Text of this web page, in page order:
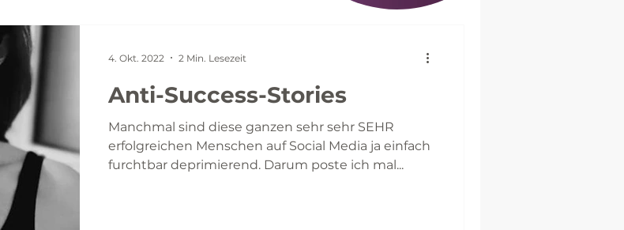
Anti-Success-Stories
Manchmal sind diese ganzen sehr sehr SEHR
erfolgreichen Menschen auf Social Media ja einfach
furchtbar deprimierend. Darum poste ich mal...
4. Okt. 2022 2 Min. Lesezeit